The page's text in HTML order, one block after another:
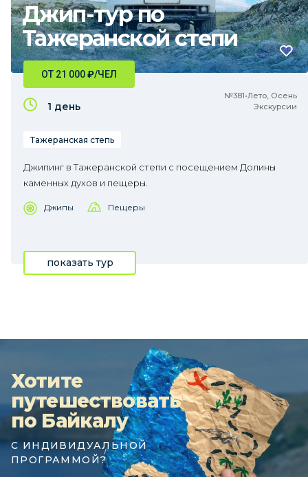
Джип-тур по
Тажеранской степи
№381•Лето, Осень
Экскурсии
ОТ 21 000₽/ЧЕЛ
1 день
Тажеранская степь
Джипинг в Тажеранской степи с посещением Долины
каменных духов и пещеры.
Джипы Пещеры
показать тур
Хотите
путешествовать
по Байкалу
С ИНДИВИДУАЛЬНОЙ
ПРОГРАММОЙ?